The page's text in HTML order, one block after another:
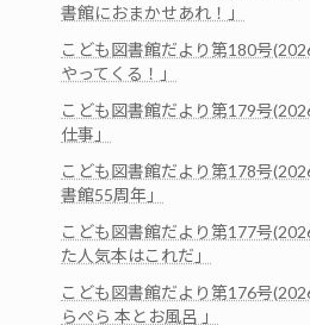
書館におまかせあれ！」
こども図書館だより第180号
やってくる！」
こども図書館だより第179号
仕事」
こども図書館だより第178号
書館55周年」
こども図書館だより第177号
た人気本はこれだ」
こども図書館だより第176号
らぺら 本とお風呂 」